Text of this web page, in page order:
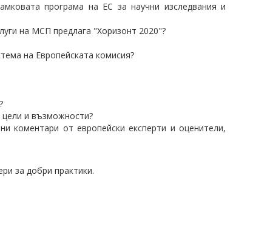
програма на ЕС за научни изследвания и
на МСП предлага "Хоризонт 2020"?
на Европейската комисия?
и възможности?
коментари от европейски експерти и оценители,
за добри практики.